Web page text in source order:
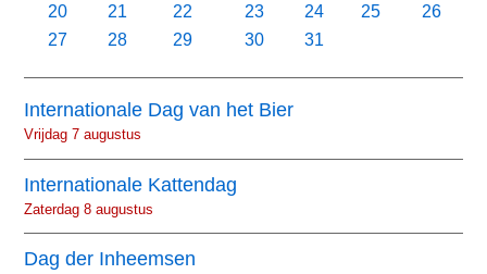
20
21 22 23 24 25
26
27
28 29 30 31
Internationale Dag van het Bier
Vrijdag 7 augustus
Internationale Kattendag
Zaterdag 8 augustus
Dag der Inheemsen